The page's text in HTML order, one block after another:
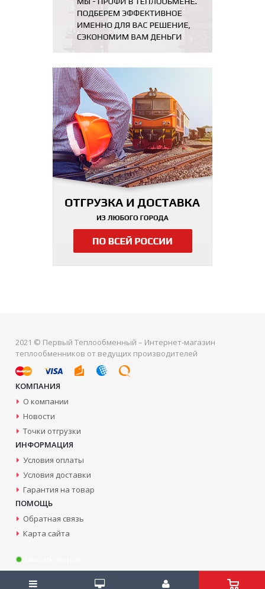
2021 © Первый Теплообменный – Интернет-магазин
теплообменников от ведущих производителей
КОМПАНИЯ
О компании
Новости
Точки отгрузки
ИНФОРМАЦИЯ
Условия оплаты
Условия доставки
Гарантия на товар
ПОМОЩЬ
Обратная связь
Карта сайта